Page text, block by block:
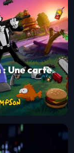
: Une carte